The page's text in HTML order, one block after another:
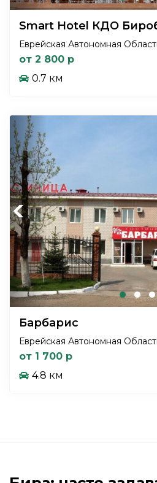
Smart Hotel КДО
Еврейская Автономная
от 2 800 р
0.7 км
Previous
Барбарис
Еврейская Автономная
от 1 700 р
4.8 км